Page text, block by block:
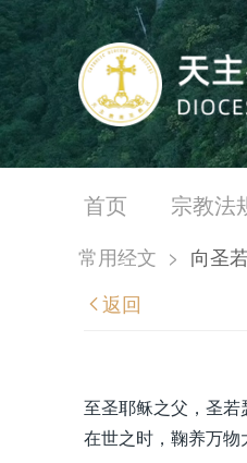
首页 宗教法
常用经文 > 向圣
返回
至圣耶稣之父，圣若
在世之时，鞠养万物